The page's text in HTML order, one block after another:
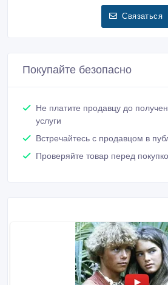
Связаться
Покупайте безопасно
Не платите продавцу до
услуги
Встречайтесь с продавцом в
Проверяйте товар перед